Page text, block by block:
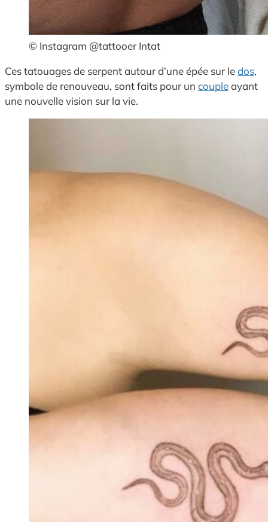
© Instagram @tattooer Intat
Ces tatouages de serpent autour d’une épée sur ledos,
symbole de renouveau, sont faits pour un coupleayant
une nouvelle vision sur la vie.